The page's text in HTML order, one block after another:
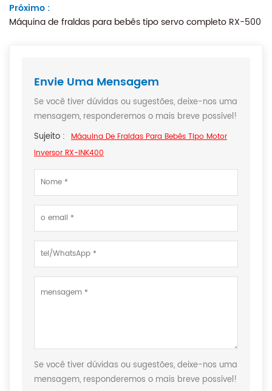
Próximo :
Máquina de fraldas para bebês tipo servo completo RX-500
Envie Uma Mensagem
Se você tiver dúvidas ou sugestões, deixe-nos uma
mensagem, responderemos o mais breve possível!
Sujeito : Máquina De Fraldas Para Bebês Tipo Motor
Inversor RX-INK400
Se você tiver dúvidas ou sugestões, deixe-nos uma
mensagem, responderemos o mais breve possível!